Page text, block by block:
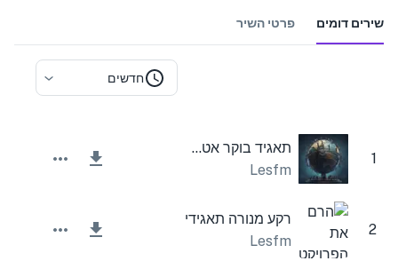
שירים דומים פרטי השיר
חדשים
1
תאגיד בוקר אטמוספרי
Lesfm
2
רקע מנורה תאגידי
Lesfm